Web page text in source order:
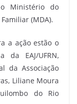
Ministério do
(MDA).
a ação estão o
da EAJ/UFRN,
da Associação
Liliane Moura
do Rio